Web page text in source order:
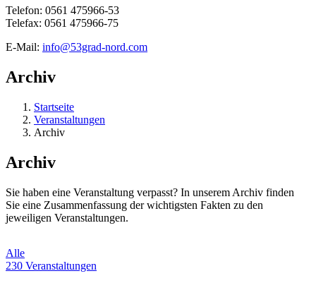
Telefon: 0561 475966-53
Telefax: 0561 475966-75
E-Mail: info@53grad-nord.com
Archiv
Startseite
Veranstaltungen
Archiv
Archiv
Sie haben eine Veranstaltung verpasst? In unserem Archiv finden
Sie eine Zusammenfassung der wichtigsten Fakten zu den
jeweiligen Veranstaltungen.
Alle
230 Veranstaltungen